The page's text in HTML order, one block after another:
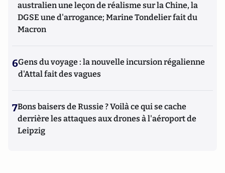
australien une leçon de réalisme sur la Chine, la
DGSE une d'arrogance; Marine Tondelier fait du
Macron
6Gens du voyage : la nouvelle incursion régalienne
d'Attal fait des vagues
7Bons baisers de Russie ? Voilà ce qui se cache
derrière les attaques aux drones à l'aéroport de
Leipzig